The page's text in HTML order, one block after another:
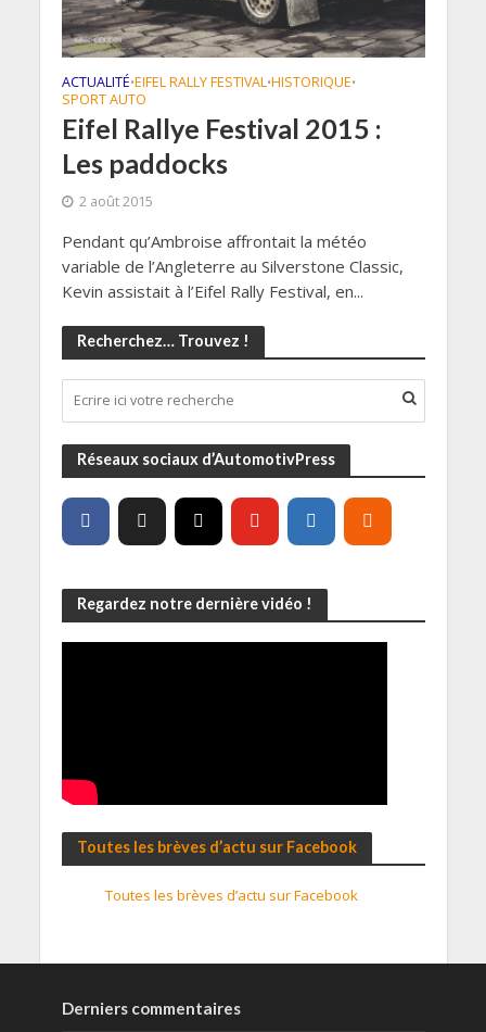
ACTUALITÉ•EIFEL RALLY FESTIVAL•HISTORIQUE•
SPORT AUTO
Eifel Rallye Festival 2015 :
Les paddocks
2 août 2015
Pendant qu’Ambroise affrontait la météo
variable de l’Angleterre au Silverstone Classic,
Kevin assistait à l’Eifel Rally Festival, en...
Recherchez… Trouvez !
Réseaux sociaux d’AutomotivPress
Regardez notre dernière vidéo !
Toutes les brèves d’actu sur Facebook
Toutes les brèves d’actu sur Facebook
Derniers commentaires